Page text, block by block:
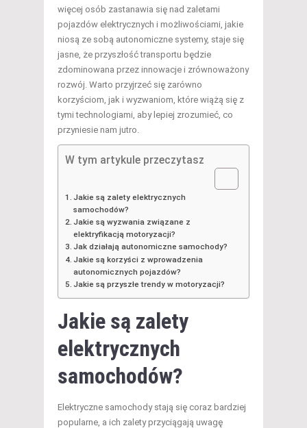
więcej osób zastanawia się nad zaletami
pojazdów elektrycznych i możliwościami, jakie
niosą ze sobą autonomiczne systemy, staje się
jasne, że przyszłość transportu będzie
zdominowana przez innowacje i zrównoważony
rozwój. Warto przyjrzeć się zarówno
korzyściom, jak i wyzwaniom, które wiążą się z
tymi technologiami, aby lepiej zrozumieć, co
przyniesie nam jutro.
W tym artykule przeczytasz
Jakie są zalety elektrycznych
samochodów?
Jakie są wyzwania związane z
elektryfikacją motoryzacji?
Jak działają autonomiczne samochody?
Jakie są korzyści z wprowadzenia
autonomicznych pojazdów?
Jakie są przyszłe trendy w motoryzacji?
Jakie są zalety
elektrycznych
samochodów?
Elektryczne samochody stają się coraz bardziej
popularne, a ich zalety przyciągają uwagę